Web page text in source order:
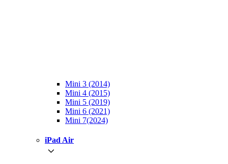
Mini 3 (2014)
Mini 4 (2015)
Mini 5 (2019)
Mini 6 (2021)
Mini 7(2024)
iPad Air